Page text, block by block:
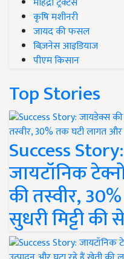
कृषि मशीनरी
जायद की फसल
बिज़नेस आइडियाज
पीएम किसान
Top Stories
Success
जायटॉनिक
की तस्वीर,
सुधरी मिट्टी की